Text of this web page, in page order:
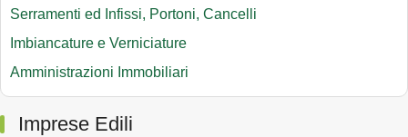
Serramenti ed Infissi, Portoni, Cancelli
Imbiancature e Verniciature
Amministrazioni Immobiliari
Imprese Edili